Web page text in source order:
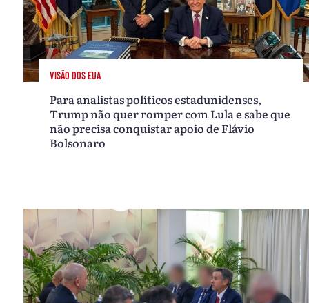
VISÃO DOS EUA
Para analistas políticos estadunidenses,
Trump não quer romper com Lula e sabe que
não precisa conquistar apoio de Flávio
Bolsonaro